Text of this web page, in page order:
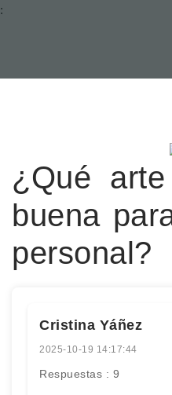
:
¿Qué
buena
personal?
Cristina Yáñez
2025-10-19 14:17:44
Respuestas : 9